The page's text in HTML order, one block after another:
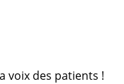
voix des patients !